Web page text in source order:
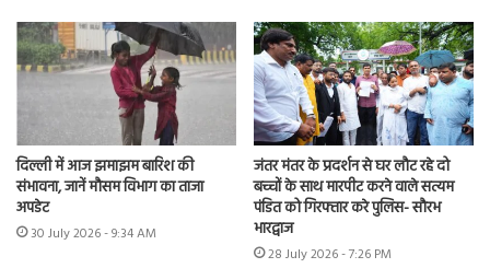
दिल्ली में आज झमाझम बारिश की
संभावना, जानें मौसम विभाग का ताजा
अपडेट
30 July 2026 - 9:34 AM
जंतर मंतर के प्रदर्शन से घर लौट रहे दो
बच्चों के साथ मारपीट करने वाले सत्यम
पंडित को गिरफ्तार करे पुलिस- सौरभ
भारद्वाज
28 July 2026 - 7:26 PM